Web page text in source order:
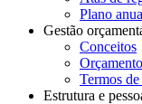
Plano
Gestão
Conceitos
Termos
Estrutura e